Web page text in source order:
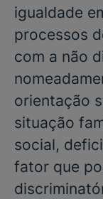
igualdade
processos
com a não
orientação
situação
social,
fator que